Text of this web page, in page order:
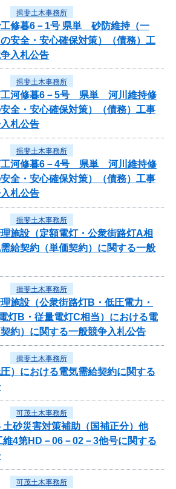
揖斐土木事務所
工修暮6－1号 県単 砂防維持（一
安全・安心確保対策）（債務）工
入札公告
揖斐土木事務所
工河修暮6－5号 県単 河川維持修
全・安心確保対策）（債務）工事
札公告
揖斐土木事務所
工河修暮6－4号 県単 河川維持修
全・安心確保対策）（債務）工事
札公告
揖斐土木事務所
施設（定額電灯・公衆街路灯A相
給契約（単価契約）に関する一般
揖斐土木事務所
施設（公衆街路灯B・低圧電力・
灯B・従量電灯C相当）における電
約）に関する一般競争入札公告
揖斐土木事務所
）における電気需給契約に関する
可茂土木事務所
土砂災害対策補助（国補正分）他
4第HD－06－02－3他号に関する
可茂土木事務所